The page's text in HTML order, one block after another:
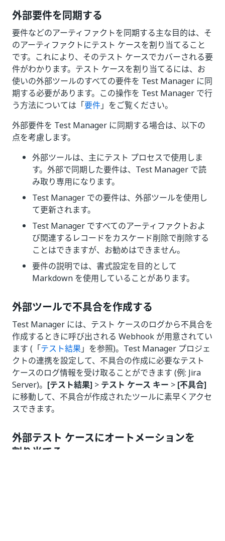
外部要件を同期する
要件などのアーティファクトを同期する主な目的は、そ
のアーティファクトにテスト ケースを割り当てること
です。これにより、そのテスト ケースでカバーされる要
件がわかります。テスト ケースを割り当てるには、お
使いの外部ツールのすべての要件を Test Manager に同
期する必要があります。この操作を Test Manager で行
う方法については「要件」をご覧ください。
外部要件を Test Manager に同期する場合は、以下の
点を考慮します。
外部ツールは、主にテスト プロセスで使用しま
す。外部で同期した要件は、Test Manager で読
み取り専用になります。
Test Manager での要件は、外部ツールを使用し
て更新されます。
Test Manager ですべてのアーティファクトおよ
び関連するレコードをカスケード削除で削除する
ことはできますが、お勧めはできません。
要件の説明では、書式設定を目的として
Markdown を使用していることがあります。
外部ツールで不具合を作成する
Test Manager には、テスト ケースのログから不具合を
作成するときに呼び出される Webhook が用意されてい
ます (「テスト結果 」を参照)。Test Manager プロジェ
クトの連携を設定して、不具合の作成に必要なテスト
ケースのログ情報を受け取ることができます (例: Jira
Server)。 [テスト結果] > テスト ケース キー > [不具合]
に移動して、不具合が作成されたツールに素早くアクセ
スできます。
外部テスト ケースにオートメーションを
割り当てる